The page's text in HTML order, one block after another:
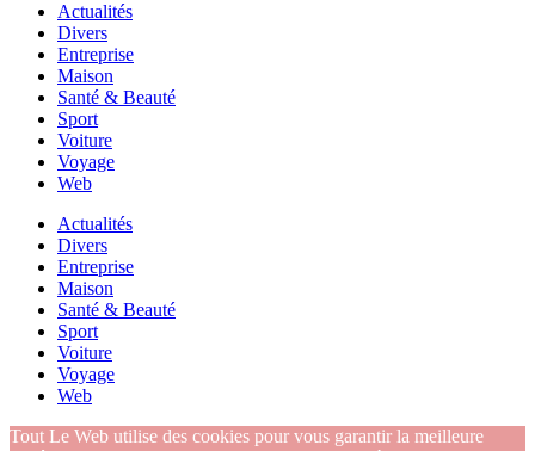
Actualités
Divers
Entreprise
Maison
Santé & Beauté
Sport
Voiture
Voyage
Web
Actualités
Divers
Entreprise
Maison
Santé & Beauté
Sport
Voiture
Voyage
Web
Tout Le Web utilise des cookies pour vous garantir la meilleure